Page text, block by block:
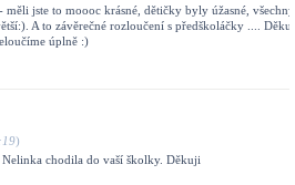
měli jste to moooc krásné, dětičky byly úžasné, všechny
A to závěrečné rozloučení s předškoláčky ....
úplně :)
)
Nelinka chodila do vaší školky. Děkuji